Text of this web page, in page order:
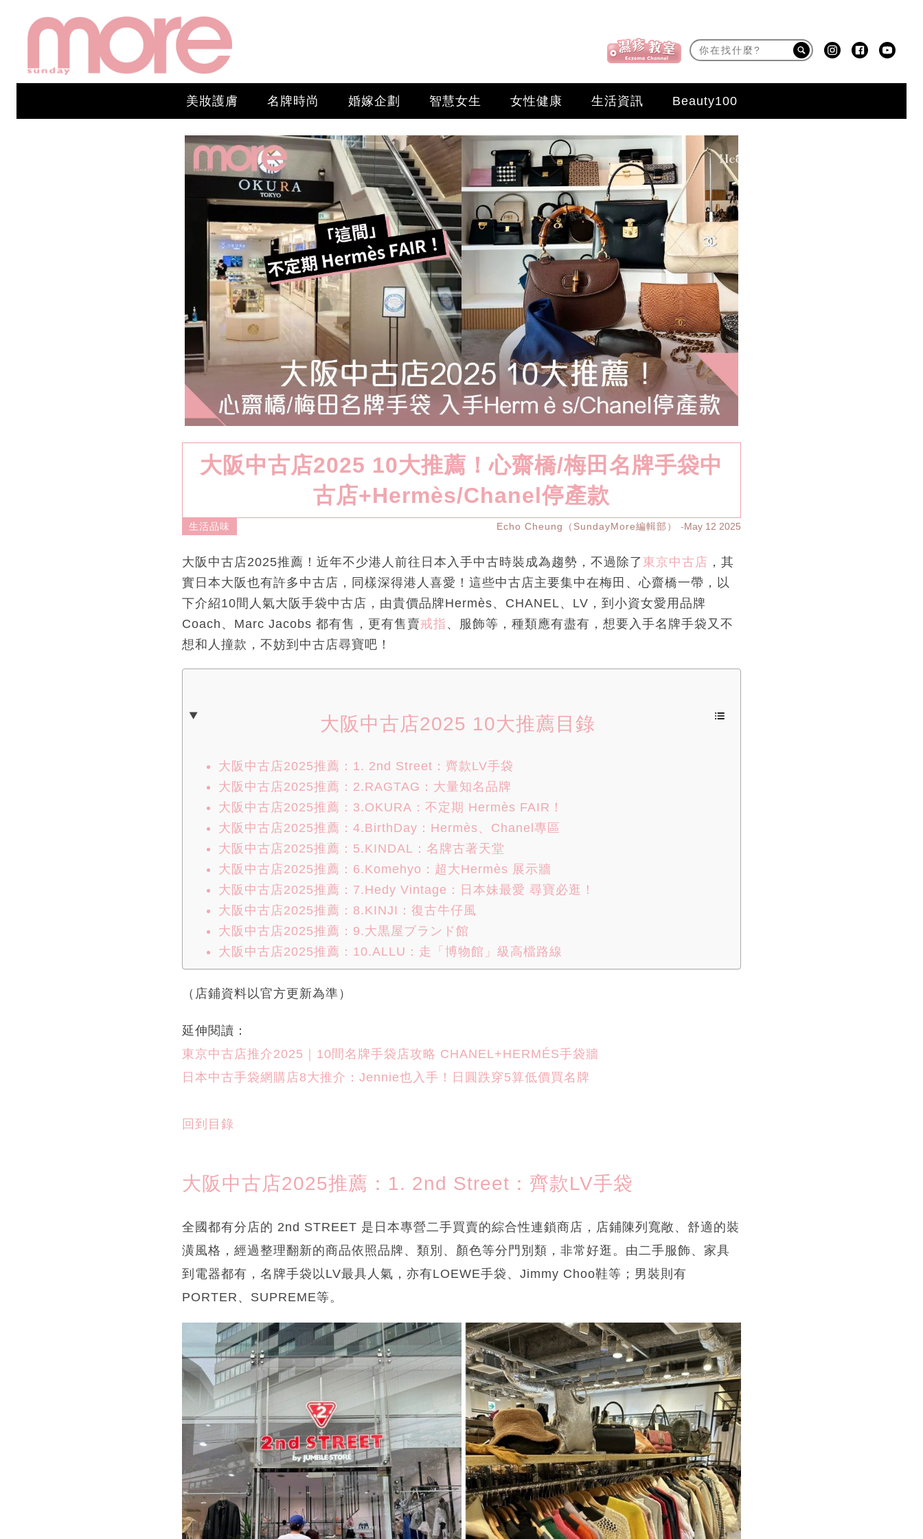
美妝護膚 名牌時尚 婚嫁企劃 智慧女生 女性健康 生活資訊 Beauty100
大阪中古店2025 10大推薦！心齋橋/梅田名牌手袋中
古店+Hermès/Chanel停產款
生活品味 Echo Cheung（SundayMore編輯部） May 12 2025
大阪中古店2025推薦！近年不少港人前往日本入手中古時裝成為趨勢，不過除了 東京中古店 ，其
實日本大阪也有許多中古店，同樣深得港人喜愛！這些中古店主要集中在梅田、心齋橋一帶，以
下介紹10間人氣大阪手袋中古店，由貴價品牌Hermès、CHANEL、LV，到小資女愛用品牌
Coach、Marc Jacobs 都有售，更有售賣戒指 、服飾等，種類應有盡有，想要入手名牌手袋又不
想和人撞款，不妨到中古店尋寶吧！
大阪中古店2025 10大推薦目錄
大阪中古店2025推薦：1. 2nd Street：齊款LV手袋
大阪中古店2025推薦：2.RAGTAG：大量知名品牌
大阪中古店2025推薦：3.OKURA：不定期 Hermès FAIR！
大阪中古店2025推薦：4.BirthDay：Hermès、Chanel專區
大阪中古店2025推薦：5.KINDAL：名牌古著天堂
大阪中古店2025推薦：6.Komehyo：超大Hermès 展示牆
大阪中古店2025推薦：7.Hedy Vintage：日本妹最愛 尋寶必逛！
大阪中古店2025推薦：8.KINJI：復古牛仔風
大阪中古店2025推薦：9.大黒屋ブランド館
大阪中古店2025推薦：10.ALLU：走「博物館」級高檔路線
（店鋪資料以官方更新為準）
延伸閱讀：
東京中古店推介2025｜10間名牌手袋店攻略 CHANEL+HERMÉS手袋牆
日本中古手袋網購店8大推介：Jennie也入手！日圓跌穿5算低價買名牌
回到目錄
大阪中古店2025推薦：1. 2nd Street：齊款LV手袋
全國都有分店的 2nd STREET 是日本專營二手買賣的綜合性連鎖商店，店鋪陳列寬敞、舒適的裝
潢風格，經過整理翻新的商品依照品牌、類別、顏色等分門別類，非常好逛。由二手服飾、家具
到電器都有，名牌手袋以LV最具人氣，亦有LOEWE手袋、Jimmy Choo鞋等；男裝則有
PORTER、SUPREME等。